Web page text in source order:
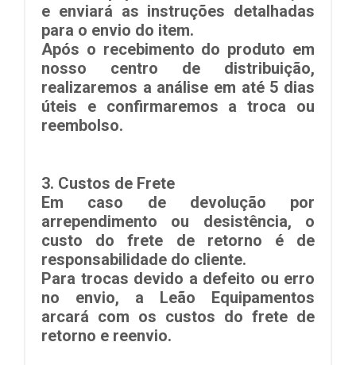
e enviará as instruções detalhadas
para o envio do item.
Após o recebimento do produto em
nosso centro de distribuição,
realizaremos a análise em até 5 dias
úteis e confirmaremos a troca ou
reembolso.
3. Custos de Frete
Em caso de devolução por
arrependimento ou desistência, o
custo do frete de retorno é de
responsabilidade do cliente.
Para trocas devido a defeito ou erro
no envio, a Leão Equipamentos
arcará com os custos do frete de
retorno e reenvio.